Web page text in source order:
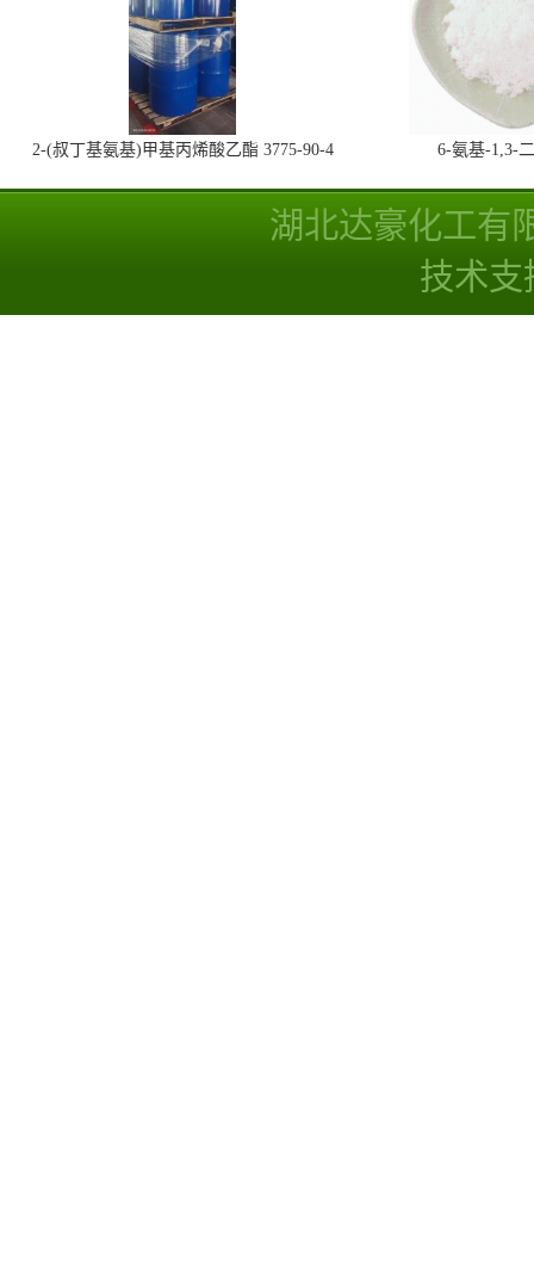
2-(叔丁基氨基)甲基丙烯酸乙酯 3775-90-4 6-氨基-1,3-
湖北达豪化工有
技术